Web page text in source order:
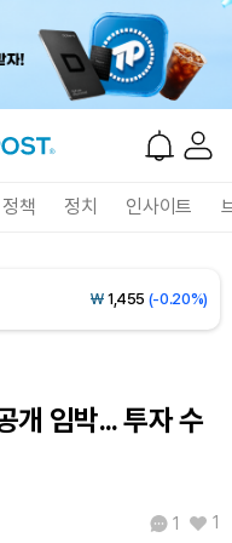
정책 정치 인사이트
₩2,694,458(-0.11%)
₩ 1,455 (-0.20%)
₩ 463.8(+0.59%)
개 임박... 투자 수
1 1